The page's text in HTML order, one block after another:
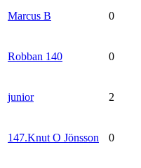
Marcus B 0
Robban 140 0
junior 2
147.Knut O Jönsson 0